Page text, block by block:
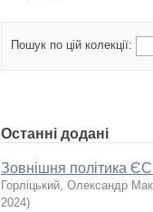
Пошук по цій колекції:
Останні додані
Зовнішня політика ЄС
Горліцький, Олександр
2024)